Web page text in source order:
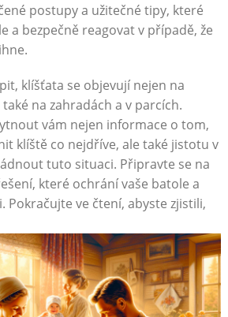
postupy a užitečné tipy, které
a bezpečně reagovat v případě, že
klíšťata se objevují nejen na
na zahradách a v parcích.
vám nejen informace o tom,
klíště co nejdříve, ale také jistotu v
tuto situaci. Připravte se na
které ochrání vaše batole a
Pokračujte ve čtení, abyste zjistili,